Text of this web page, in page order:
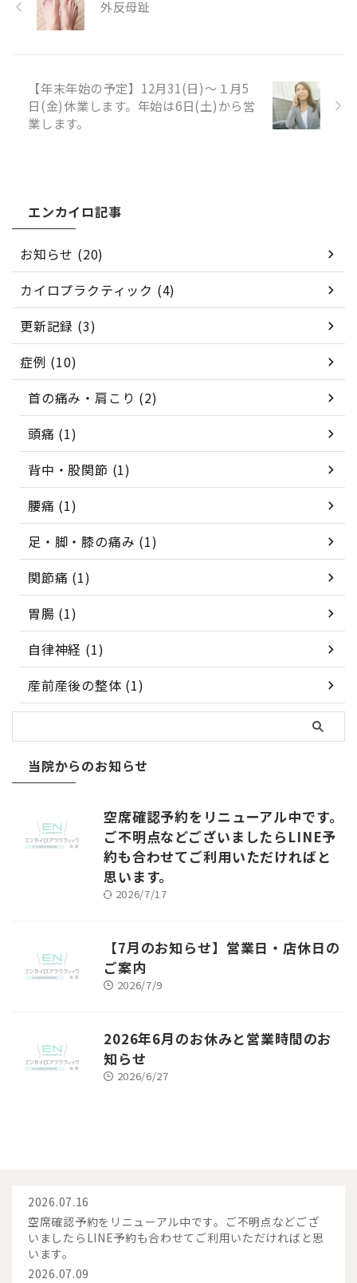
はご理解いただければと存じま
す。 新しい価格体系は令和6年
外反母趾
【年末年始の予定】12月31(日)～１月5
日(金)休業します。年始は6日(土)から営
業します。
エンカイロ記事
お知らせ (20)
カイロプラクティック (4)
更新記録 (3)
症例 (10)
首の痛み・肩こり (2)
頭痛 (1)
背中・股関節 (1)
腰痛 (1)
足・脚・膝の痛み (1)
関節痛 (1)
胃腸 (1)
自律神経 (1)
産前産後の整体 (1)
当院からのお知らせ
空席確認予約をリニューアル中です。
ご不明点などございましたらLINE予
約も合わせてご利用いただければと
思います。
2026/7/17
【7月のお知らせ】営業日・店休日の
ご案内
2026/7/9
2026年6月のお休みと営業時間のお
知らせ
2026/6/27
2026.07.16
空席確認予約をリニューアル中です。ご不明点などござ
いましたらLINE予約も合わせてご利用いただければと思
います。
2026.07.09